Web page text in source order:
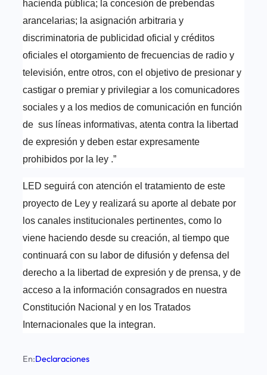
hacienda pública; la concesión de prebendas
arancelarias; la asignación arbitraria y
discriminatoria de publicidad oficial y créditos
oficiales el otorgamiento de frecuencias de radio y
televisión, entre otros, con el objetivo de presionar y
castigar o premiar y privilegiar a los comunicadores
sociales y a los medios de comunicación en función
de sus líneas informativas, atenta contra la libertad
de expresión y deben estar expresamente
prohibidos por la ley .”
LED seguirá con atención el tratamiento de este
proyecto de Ley y realizará su aporte al debate por
los canales institucionales pertinentes, como lo
viene haciendo desde su creación, al tiempo que
continuará con su labor de difusión y defensa del
derecho a la libertad de expresión y de prensa, y de
acceso a la información consagrados en nuestra
Constitución Nacional y en los Tratados
Internacionales que la integran.
En:Declaraciones